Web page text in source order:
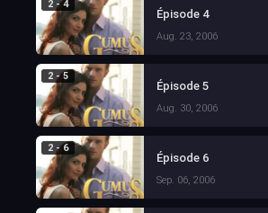
2 - 4
Épisode 4
Aug. 23, 2006
2 - 5
Épisode 5
Aug. 30, 2006
2 - 6
Épisode 6
Sep. 06, 2006